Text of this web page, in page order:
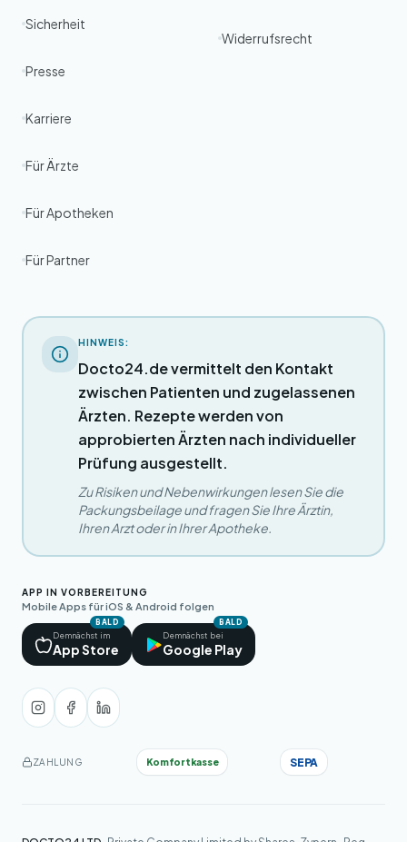
Sicherheit
Presse
Karriere
Für Ärzte
Für Apotheken
Für Partner
Widerrufsrecht
HINWEIS:
Docto24.de vermittelt den Kontakt
zwischen Patienten und zugelassenen
Ärzten. Rezepte werden von
approbierten Ärzten nach individueller
Prüfung ausgestellt.
Zu Risiken und Nebenwirkungen lesen Sie die
Packungsbeilage und fragen Sie Ihre Ärztin,
Ihren Arzt oder in Ihrer Apotheke.
APP IN VORBEREITUNG
Mobile Apps für iOS & Android folgen
BALD
Demnächst im
App Store
BALD
Demnächst bei
Google Play
ZAHLUNG Komfortkasse SEPA